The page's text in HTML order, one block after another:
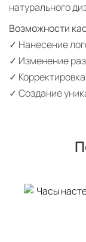
натурального
Возможности
✓ Нанесение
✓ Изменение
✓
✓ Создание